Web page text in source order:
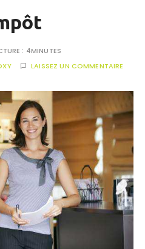
: 4MINUTES
LAISSEZ UN COMMENTAIRE